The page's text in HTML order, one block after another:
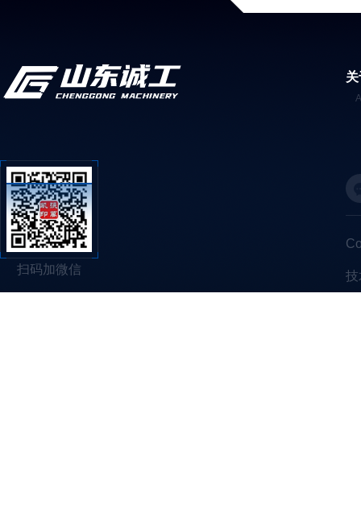
扫码加微信 技